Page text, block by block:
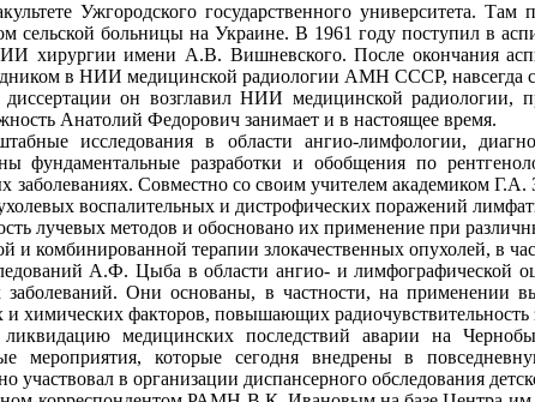
Ужгородского государственного университета.
сельской больницы на Украине. В 1961 году поступил в
хирургии имени А.В. Вишневского. После окончания
в НИИ медицинской радиологии АМН СССР, навсегда
он возглавил НИИ медицинской радиологии,
Анатолий Федорович занимает и в настоящее время.
исследования в области ангио-лимфологии,
фундаментальные разработки и обобщения по
заболеваниях. Совместно со своим учителем академиком
воспалительных и дистрофических поражений
лучевых методов и обосновано их применение при
и комбинированной терапии злокачественных опухолей, в
А.Ф. Цыба в области ангио- и лимфографической
Они основаны, в частности, на применении
химических факторов, повышающих радиочувствительность
медицинских последствий аварии на
мероприятия, которые сегодня внедрены в
участвовал в организации диспансерного обследования